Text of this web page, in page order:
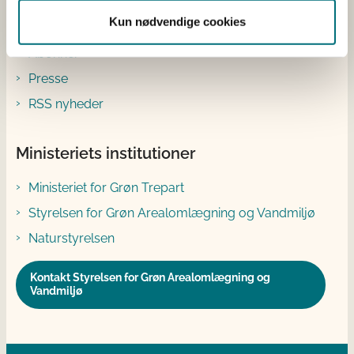
Kun nødvendige cookies
Abonnér
Presse
RSS nyheder
Ministeriets institutioner
Ministeriet for Grøn Trepart
Styrelsen for Grøn Arealomlægning og Vandmiljø
Naturstyrelsen
Kontakt Styrelsen for Grøn Arealomlægning og
Vandmiljø